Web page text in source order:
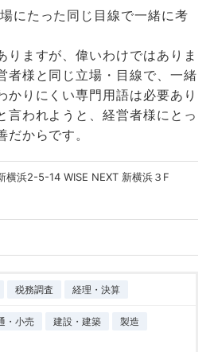
にたった同じ目線で一緒に考
りますが、偉いわけではありま
者様と同じ立場・目線で、一緒
かりにくい専門用語は必要あり
言われようと、経営者様にとっ
からです。
横浜2-5-14 WISE NEXT 新横浜３F
税務調査 経理・決算
・小売 建設・建築
製造